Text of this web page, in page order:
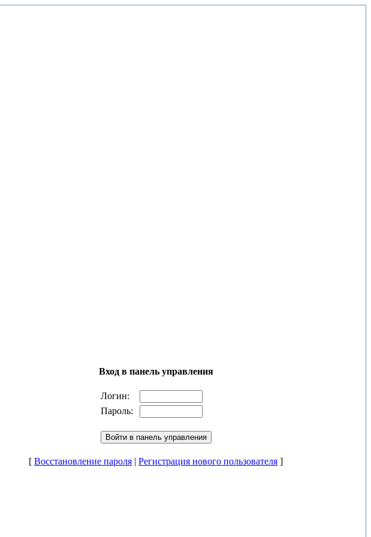
Вход в панель управления
Логин:
Пароль:
[ Восстановление пароля | Регистрация нового пользователя ]